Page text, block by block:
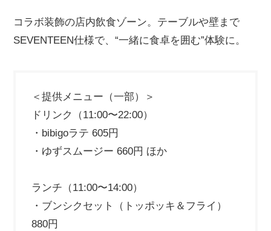
コラボ装飾の店内飲食ゾーン。テーブルや壁まで
SEVENTEEN仕様で、“一緒に食卓を囲む”体験に。
＜提供メニュー（一部）＞
ドリンク（11:00〜22:00）
・bibigoラテ 605円
・ゆずスムージー 660円 ほか
ランチ（11:00〜14:00）
・ブンシクセット（トッポッキ＆フライ）
880円